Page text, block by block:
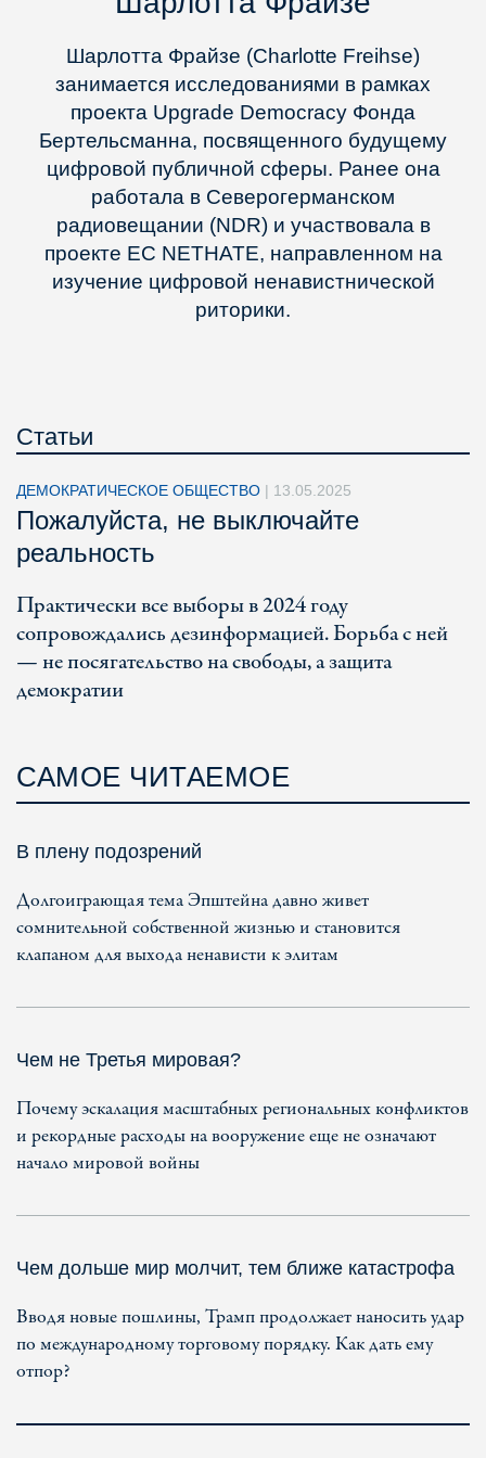
Шарлотта Фрайзе (Charlotte Freihse)
занимается исследованиями в рамках
проекта Upgrade Democracy Фонда
Бертельсманна, посвященного будущему
цифровой публичной сферы. Ранее она
работала в Северогерманском
радиовещании (NDR) и участвовала в
проекте ЕС NETHATE, направленном на
изучение цифровой ненавистнической
риторики.
Статьи
ДЕМОКРАТИЧЕСКОЕ ОБЩЕСТВО | 13.05.2025
Пожалуйста, не выключайте
реальность
Практически все выборы в 2024 году
сопровождались дезинформацией. Борьба с ней
— не посягательство на свободы, а защита
демократии
САМОЕ ЧИТАЕМОЕ
В плену подозрений
Долгоиграющая тема Эпштейна давно живет
сомнительной собственной жизнью и становится
клапаном для выхода ненависти к элитам
Чем не Третья мировая?
Почему эскалация масштабных региональных конфликтов
и рекордные расходы на вооружение еще не означают
начало мировой войны
Чем дольше мир молчит, тем ближе катастрофа
Вводя новые пошлины, Трамп продолжает наносить удар
по международному торговому порядку. Как дать ему
отпор?